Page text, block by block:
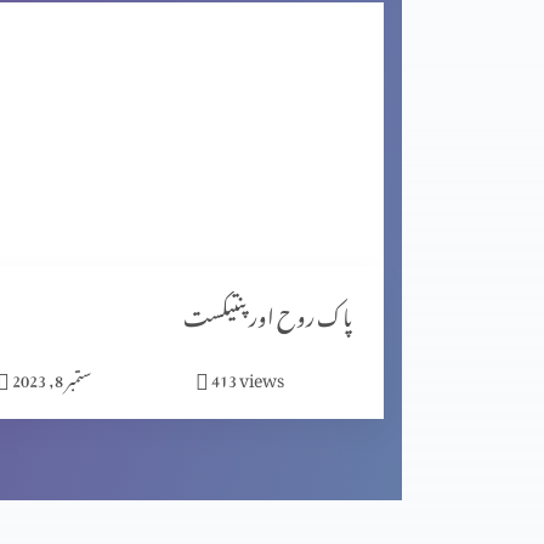
آخیر زمانہ اور ہزار سال بادشاہت
کیا جِنات نے ہیکل تعمیر کی؟ پارٹ 2
پاک روح اور پنتیکست
ستمبر 8, 2023 413views